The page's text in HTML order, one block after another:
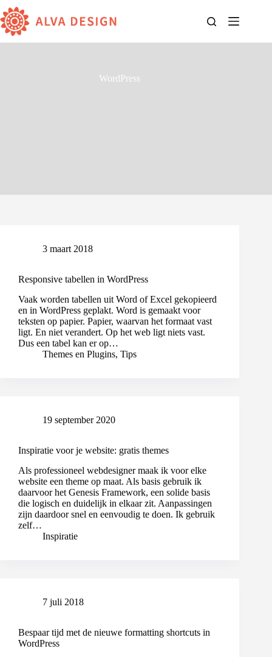
naar
de
inhoud
WordPress
3 maart 2018
Responsive tabellen in WordPress
Vaak worden tabellen uit Word of Excel gekopieerd
en in WordPress geplakt. Word is gemaakt voor
teksten op papier. Papier, waarvan het formaat vast
ligt. En niet verandert. Op het web ligt niets vast.
Dus een tabel kan er op…
Themes en Plugins, Tips
19 september 2020
Inspiratie voor je website: gratis themes
Als professioneel webdesigner maak ik voor elke
website een theme op maat. Als basis gebruik ik
daarvoor het Genesis Framework, een solide basis
die logisch en duidelijk in elkaar zit. Aanpassingen
zijn daardoor snel en eenvoudig te doen. Ik gebruik
zelf…
Inspiratie
7 juli 2018
Bespaar tijd met de nieuwe formatting shortcuts in
WordPress